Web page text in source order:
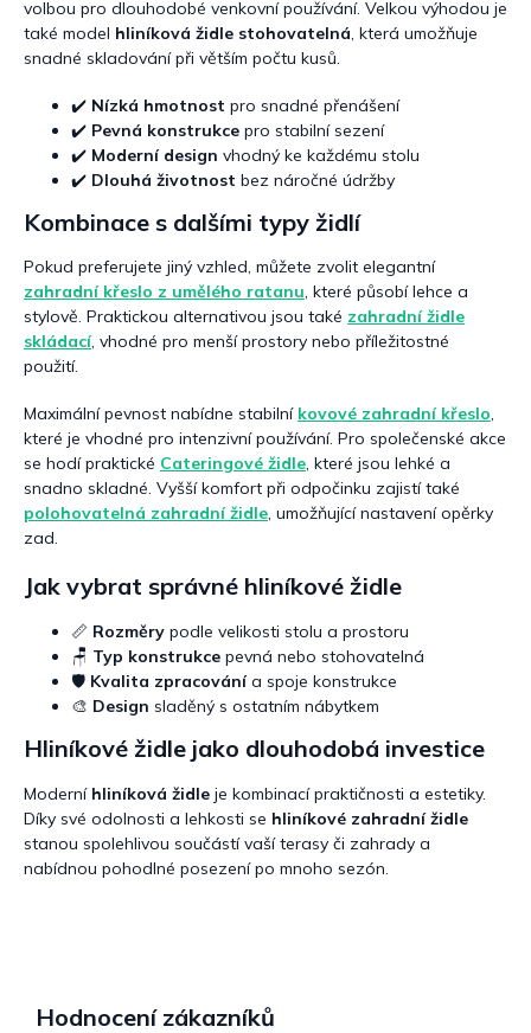
p
i
s
volbou pro dlouhodobé venkovní používání. Velkou výhodou je
také model hliníková židle stohovatelná, která umožňuje
snadné skladování při větším počtu kusů.
✔️ Nízká hmotnost pro snadné přenášení
✔️ Pevná konstrukce pro stabilní sezení
✔️ Moderní design vhodný ke každému stolu
✔️ Dlouhá životnost bez náročné údržby
Kombinace s dalšími typy židlí
Pokud preferujete jiný vzhled, můžete zvolit elegantní
zahradní křeslo z umělého ratanu, které působí lehce a
stylově. Praktickou alternativou jsou také zahradní židle
skládací, vhodné pro menší prostory nebo příležitostné
použití.
Maximální pevnost nabídne stabilní kovové zahradní křeslo,
které je vhodné pro intenzivní používání. Pro společenské akce
se hodí praktické Cateringové židle, které jsou lehké a
snadno skladné. Vyšší komfort při odpočinku zajistí také
polohovatelná zahradní židle, umožňující nastavení opěrky
zad.
Jak vybrat správné hliníkové židle
📏 Rozměry podle velikosti stolu a prostoru
🪑 Typ konstrukce pevná nebo stohovatelná
🛡️ Kvalita zpracovánía spoje konstrukce
🎨 Design sladěný s ostatním nábytkem
Hliníkové židle jako dlouhodobá investice
Moderní hliníková židle je kombinací praktičnosti a estetiky.
Díky své odolnosti a lehkosti se hliníkové zahradní židle
stanou spolehlivou součástí vaší terasy či zahrady a
nabídnou pohodlné posezení po mnoho sezón.
Hodnocení zákazníků